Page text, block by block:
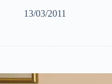
13/03/2011